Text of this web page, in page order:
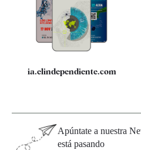
Quiénes somos
Especificaciones
ia.elindependiente.com
Apúntate a nuestra
está pasando